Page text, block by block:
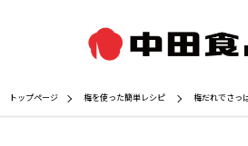
トップページ 梅を使った簡単レシピ 梅だれでさっ